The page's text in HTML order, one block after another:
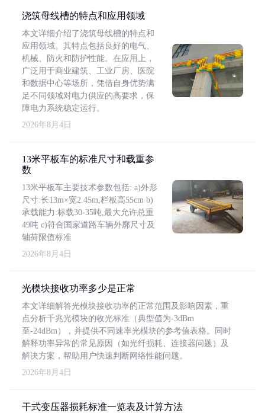
浇筑母线槽的特点和应用领域
本文详细介绍了浇筑母线槽的特点和
应用领域。其特点包括良好的电气、
机械、防火和防护性能。在应用上，
广泛用于商业建筑、工业厂房、医院
和数据中心等场所，凭借自身优势满
足不同领域对电力供应的高要求，保
障电力系统稳定运行。
2026年8月4日
13米平板车的标准尺寸和载重参
数
13米平板车主要技术参数包括: a)外形
尺寸:长13m×宽2.45m,栏板高55cm b)
承载能力:标载30-35吨,最大允许总重
49吨 c)符合国家道路车辆外廓尺寸及
轴荷限值标准
2026年8月4日
光模块接收功率多少是正常
本文详细解答光模块接收功率的正常范围及影响因素，重
点分析千兆光模块的收光标准（典型值为-3dBm
至-24dBm），并提供不同速率光模块的参考值表格。同时
解释功率异常的常见原因（如光纤损耗、连接器问题）及
解决方案，帮助用户快速判断网络性能问题。
2026年8月4日
干式变压器损耗标准一览表及计算方法